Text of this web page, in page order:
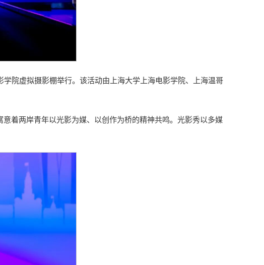
院虚拟摄影棚举行。该活动由上海大学上海电影学院、上海温哥
着两岸青年以光影为媒、以创作为桥的精神共鸣。光影秀以多媒